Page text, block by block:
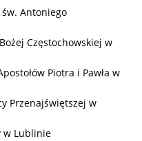
Antoniego
Częstochowskiej w
Piotra i Pawła w
Przenajświętszej w
w Lublinie